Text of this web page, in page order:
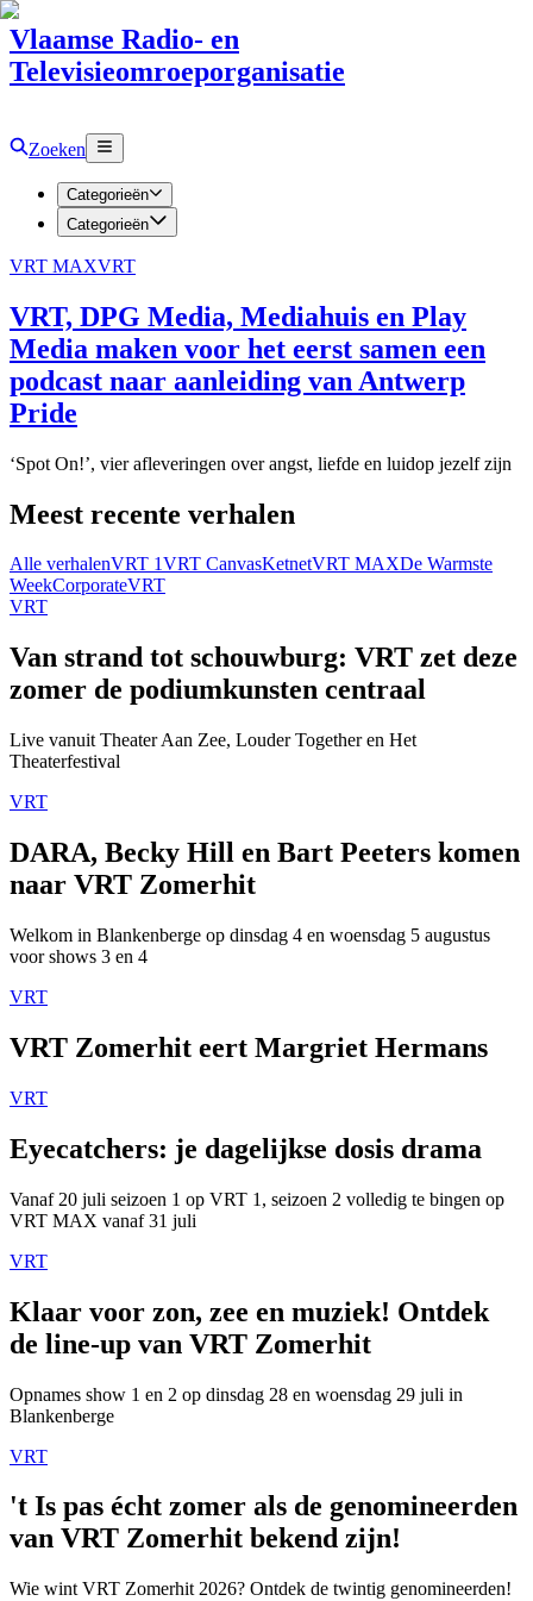
Vlaamse Radio- en
Televisieomroeporganisatie
Zoeken
Categorieën
Categorieën
VRT MAXVRT
VRT, DPG Media, Mediahuis en Play
Media maken voor het eerst samen een
podcast naar aanleiding van Antwerp
Pride
‘Spot On!’, vier afleveringen over angst, liefde en luidop jezelf zijn
Meest recente verhalen
Alle verhalenVRT 1VRT CanvasKetnetVRT MAXDe Warmste
WeekCorporateVRT
VRT
Van strand tot schouwburg: VRT zet deze
zomer de podiumkunsten centraal
Live vanuit Theater Aan Zee, Louder Together en Het
Theaterfestival
VRT
DARA, Becky Hill en Bart Peeters komen
naar VRT Zomerhit
Welkom in Blankenberge op dinsdag 4 en woensdag 5 augustus
voor shows 3 en 4
VRT
VRT Zomerhit eert Margriet Hermans
VRT
Eyecatchers: je dagelijkse dosis drama
Vanaf 20 juli seizoen 1 op VRT 1, seizoen 2 volledig te bingen op
VRT MAX vanaf 31 juli
VRT
Klaar voor zon, zee en muziek! Ontdek
de line-up van VRT Zomerhit
Opnames show 1 en 2 op dinsdag 28 en woensdag 29 juli in
Blankenberge
VRT
't Is pas écht zomer als de genomineerden
van VRT Zomerhit bekend zijn!
Wie wint VRT Zomerhit 2026? Ontdek de twintig genomineerden!